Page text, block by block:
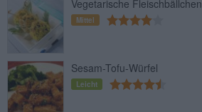
Vegetarische Fleischbällchen
Mittel
Sesam-Tofu-Würfel
Leicht